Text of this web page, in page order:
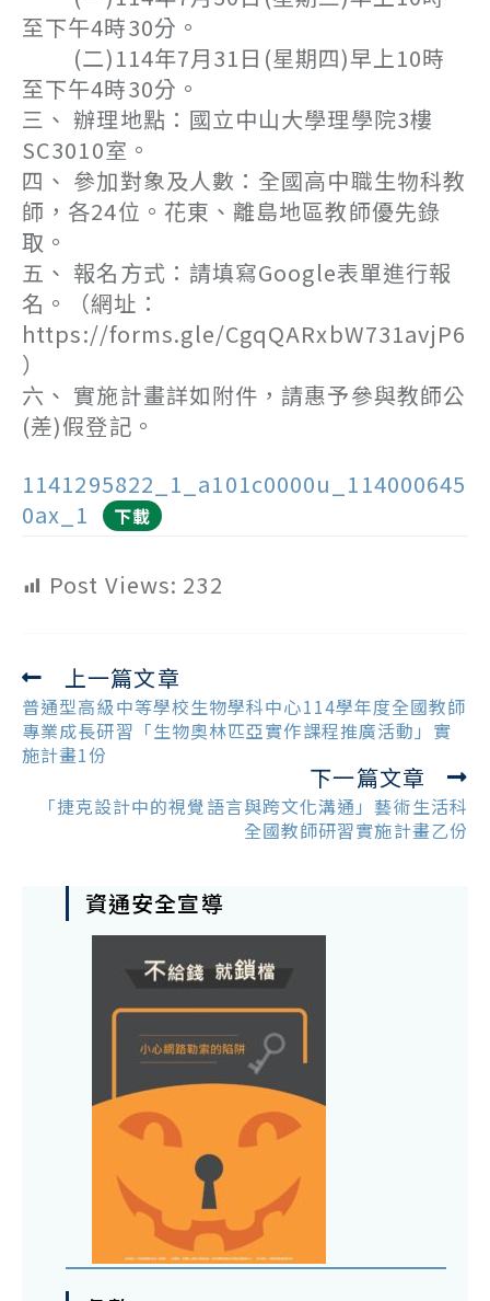
至下午4時30分。
(二)114年7月31日(星期四)早上10時
至下午4時30分。
三、 辦理地點：國立中山大學理學院3樓
SC3010室。
四、 參加對象及人數：全國高中職生物科教
師，各24位。花東、離島地區教師優先錄
取。
五、 報名方式：請填寫Google表單進行報
名。（網址：
https://forms.gle/CgqQARxbW731avjP6
）
六、 實施計畫詳如附件，請惠予參與教師公
(差)假登記。
1141295822_1_a101c0000u_114000645
0ax_1
下載
Post Views: 232
Read
more
articles
上一篇文章
普通型高級中等學校生物學科中心114學年度全國教師
專業成長研習「生物奧林匹亞實作課程推廣活動」實
施計畫1份
下一篇文章
「捷克設計中的視覺語言與跨文化溝通」藝術生活科
全國教師研習實施計畫乙份
資通安全宣導